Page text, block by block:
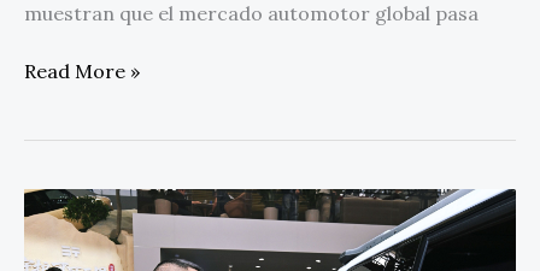
muestran que el mercado automotor global pasa
Read More »
Primera
incursión
de